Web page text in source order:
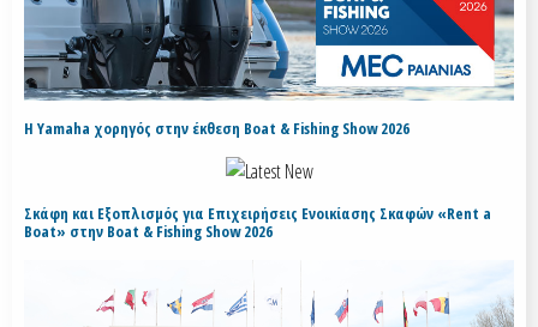
H Yamaha χορηγός στην έκθεση Boat & Fishing Show 2026
Σκάφη και Εξοπλισμός για Επιχειρήσεις Ενοικίασης Σκαφών «Rent a
Boat» στην Boat & Fishing Show 2026